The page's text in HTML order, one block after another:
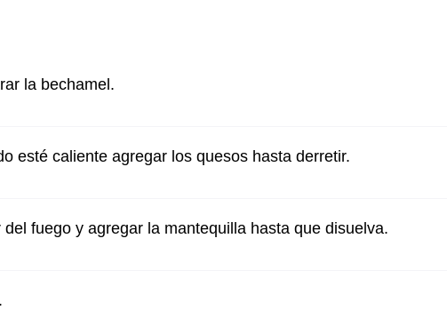
la bechamel.
esté caliente agregar los quesos hasta derretir.
del fuego y agregar la mantequilla hasta que disuelva.